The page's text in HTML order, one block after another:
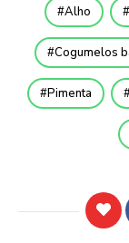
Alho
Cogumelos
Pimenta